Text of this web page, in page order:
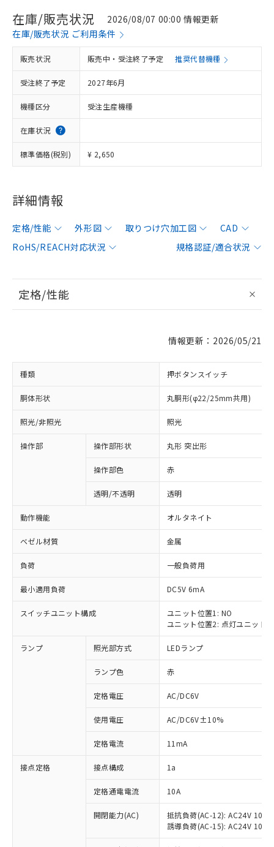
在庫/販売状況
2026/08/07 00:00 情報更新
在庫/販売状況 ご利用条件
販売状況 販売中・受注終了予定 推奨代替機種
受注終了予定 2027年6月
機種区分 受注生産機種
在庫状況
標準価格(税別) ¥ 2,650
詳細情報
定格/性能 外形図 取りつけ穴加工図
CAD
RoHS/REACH対応状況
規格認証/適合状況
定格/性能
情報更新：2026/05/21
種類 押ボタンスイッチ
胴体形状 丸胴形(φ22/25mm共用)
照光/非照光 照光
操作部 操作部形状 丸形 突出形
操作部色 赤
透明/不透明 透明
動作機能 オルタネイト
ベゼル材質 金属
負荷 一般負荷用
最小適用負荷 DC5V 6mA
スイッチユニット構成
ユニット位置1: NO
ユニット位置2: 点灯ユニット
ランプ 照光部方式 LEDランプ
ランプ色 赤
定格電圧 AC/DC6V
使用電圧 AC/DC6V±10%
定格電流 11mA
接点定格 接点構成 1a
定格通電電流 10A
開閉能力(AC)
抵抗負荷(AC-12): AC24V 10A/
誘導負荷(AC-15): AC24V
以下の条件をお読みいただき、同意のうえ
本サービスは、当社制御機器事業取扱
商品の当社在庫状況および標準価格
(税抜)を提供させていただくもので
当社制御機器事業取扱商品の中には、
本サービスの対象外となる商品もある
非含有に対応した製品が提供可能な商品で
対応予定：EU RoHS指令（10物質）の非含
有に対応した製品に切り替える予定のある
対応予定なし：EU RoHS指令（10物質）の
非含有に非対応の商品で、対応品を出す予
調査・確認中：EU RoHS指令（10物質）の
非含有の対応状況を調査中または確認中の
非該当品：ライセンス料など無形物で、有
害物質有無と関係のない商品です。
仕入先様の事情により、非含有部品として
「○」：最大均質材料含有率が中国RoHSの
基準値以下であることを示します。
「×」：最大均質材料含有率が中国RoHSの